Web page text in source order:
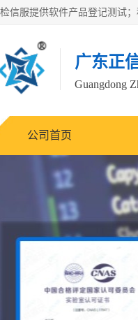
广东正
Guangdong
公司首页